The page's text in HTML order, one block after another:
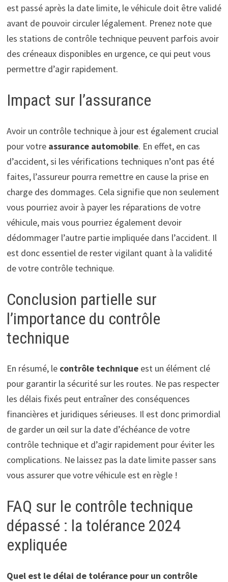
est passé après la date limite, le véhicule doit être validé
avant de pouvoir circuler légalement. Prenez note que
les stations de contrôle technique peuvent parfois avoir
des créneaux disponibles en urgence, ce qui peut vous
permettre d’agir rapidement.
Impact sur l’assurance
Avoir un contrôle technique à jour est également crucial
pour votre assurance automobile. En effet, en cas
d’accident, si les vérifications techniques n’ont pas été
faites, l’assureur pourra remettre en cause la prise en
charge des dommages. Cela signifie que non seulement
vous pourriez avoir à payer les réparations de votre
véhicule, mais vous pourriez également devoir
dédommager l’autre partie impliquée dans l’accident. Il
est donc essentiel de rester vigilant quant à la validité
de votre contrôle technique.
Conclusion partielle sur
l’importance du contrôle
technique
En résumé, le contrôle techniqueest un élément clé
pour garantir la sécurité sur les routes. Ne pas respecter
les délais fixés peut entraîner des conséquences
financières et juridiques sérieuses. Il est donc primordial
de garder un œil sur la date d’échéance de votre
contrôle technique et d’agir rapidement pour éviter les
complications. Ne laissez pas la date limite passer sans
vous assurer que votre véhicule est en règle !
FAQ sur le contrôle technique
dépassé : la tolérance 2024
expliquée
Quel est le délai de tolérance pour un contrôle